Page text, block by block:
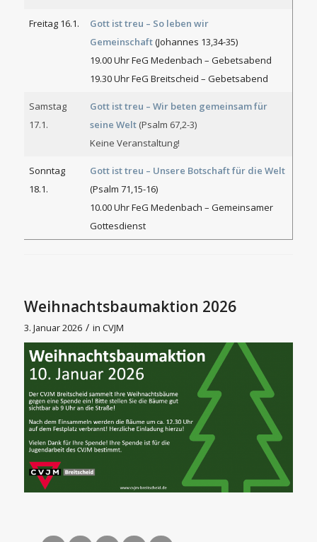
Freitag 16.1.
Gott ist treu – So leben wir
Gemeinschaft(Johannes 13,34-35)
19.00 Uhr FeG Medenbach – Gebetsabend
19.30 Uhr FeG Breitscheid – Gebetsabend
Samstag
17.1.
Gott ist treu – Wir beten gemeinsam für
seine Welt (Psalm 67,2-3)
Keine Veranstaltung!
Sonntag
18.1.
Gott ist treu – Unsere Botschaft für die Welt
(Psalm 71,15-16)
10.00 Uhr FeG Medenbach – Gemeinsamer
Gottesdienst
Weihnachtsbaumaktion 2026
3. Januar 2026 / in CVJM